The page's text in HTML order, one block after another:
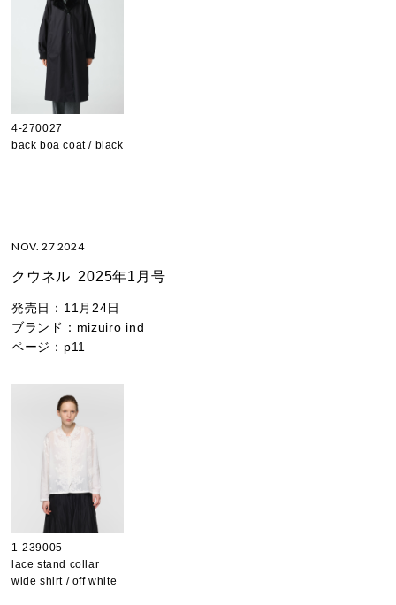
4-270027
back boa coat / black
NOV. 27 2024
クウネル 2025年1月号
発売日： 11月24日
ブランド： mizuiro ind
ページ： p11
1-239005
lace stand collar
wide shirt / off white